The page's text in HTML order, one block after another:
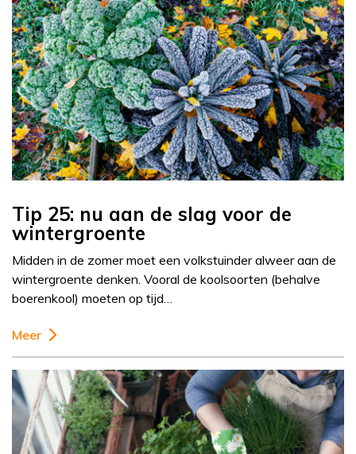
Tip 25: nu aan de slag voor de
wintergroente
Midden in de zomer moet een volkstuinder alweer aan de
wintergroente denken. Vooral de koolsoorten (behalve
boerenkool) moeten op tijd…
Meer